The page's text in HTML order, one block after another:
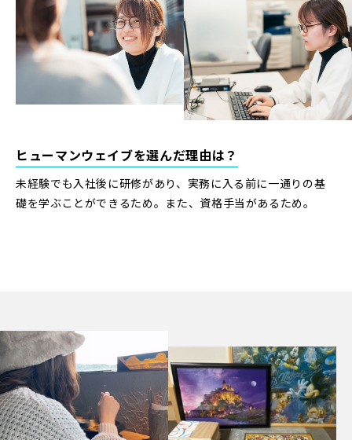
ヒューマンウェイブを選んだ理由は？
未経験でも入社後に研修があり、実務に入る前に一通りの基
礎を学ぶことができるため。また、資格手当があるため。